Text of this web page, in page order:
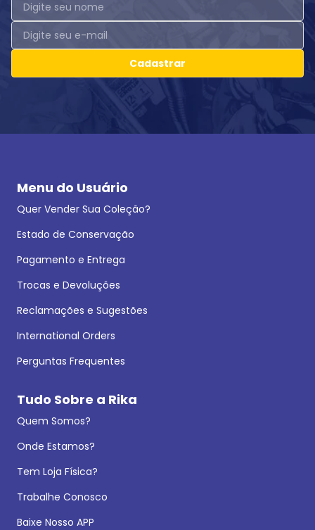
Cadastrar
Menu do Usuário
Quer Vender Sua Coleção?
Estado de Conservação
Pagamento e Entrega
Trocas e Devoluções
Reclamações e Sugestões
International Orders
Perguntas Frequentes
Tudo Sobre a Rika
Quem Somos?
Onde Estamos?
Tem Loja Física?
Trabalhe Conosco
Baixe Nosso APP